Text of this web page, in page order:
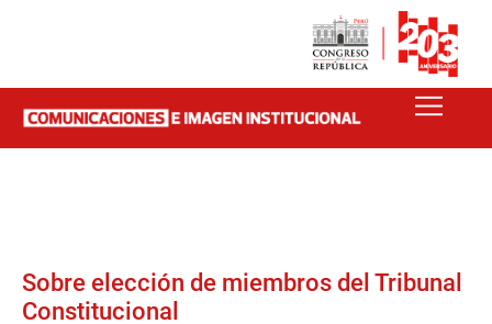
Sobre elección de miembros del Tribunal
Constitucional